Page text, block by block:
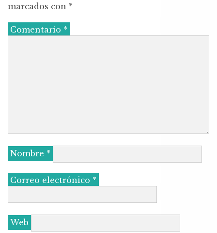
marcados con *
Comentario *
Nombre *
Correo electrónico *
Web